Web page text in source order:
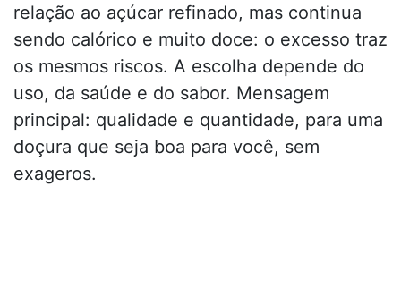
relação ao açúcar refinado, mas continua
sendo calórico e muito doce: o excesso traz
os mesmos riscos. A escolha depende do
uso, da saúde e do sabor. Mensagem
principal: qualidade e quantidade, para uma
doçura que seja boa para você, sem
exageros.